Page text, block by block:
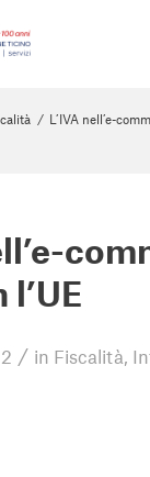
/ L’IVA nell’e-
/ in Fiscalità,